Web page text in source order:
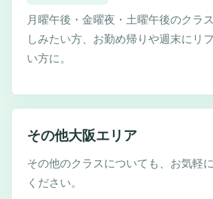
月曜午後・金曜夜・土曜午後のクラ
しみたい方、お勤め帰りや週末にリ
い方に。
その他大阪エリア
その他のクラスについても、お気軽
ください。